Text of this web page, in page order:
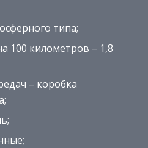
типа;
100 километров – 1,8
– коробка